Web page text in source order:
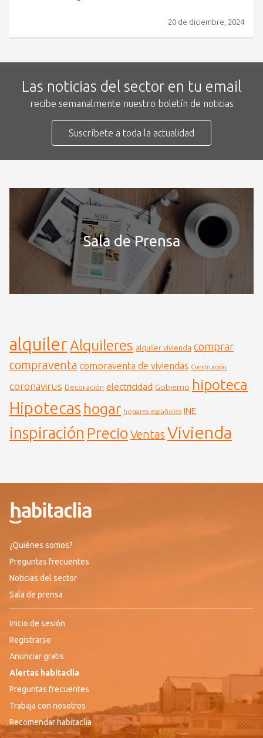
20 de diciembre, 2024
Las noticias del sector en tu email
recibe semanalmente nuestro boletín de noticias
Suscríbete a toda la actualidad
Sala de Prensa
alquilerAlquileres alquiler vivienda comprar
compraventa compraventa de viviendas Construcción
coronavirus Decoración electricidad Gobierno hipoteca
Hipotecas hogar hogares españoles INE
inspiración Precio Ventas Vivienda
¿Quiénes somos?
Preguntas frecuentes
Noticias del sector
Sala de prensa
Inicio de sesión
Registrarse
Anunciar gratis
Alertas habitaclia
Preguntas frecuentes
Trabaja con nosotros
Recomendar habitaclia